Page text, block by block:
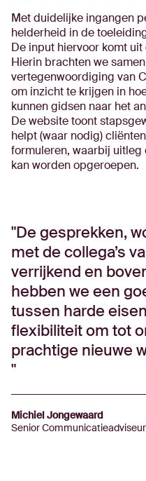
Met duidelijke ingangen
helderheid in de
De input hiervoor komt
Hierin brachten we
vertegenwoordiging van
om inzicht te krijgen in
kunnen gidsen naar het
De website toont
helpt (waar nodig)
formuleren, waarbij uitleg
kan worden opgeroepen.
De gesprekken,
met de collega’s
verrijkend en
hebben we een
tussen harde
flexibiliteit om tot
prachtige nieuwe
Michiel Jongewaard
Senior Communicatieadviseur